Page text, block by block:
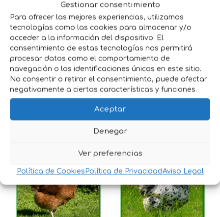
Gestionar consentimiento
Para ofrecer las mejores experiencias, utilizamos
tecnologías como las cookies para almacenar y/o
acceder a la información del dispositivo. El
consentimiento de estas tecnologías nos permitirá
procesar datos como el comportamiento de
navegación o las identificaciones únicas en este sitio.
No consentir o retirar el consentimiento, puede afectar
negativamente a ciertas características y funciones.
Aceptar
Denegar
Ver preferencias
Política de Cookies Política de PrivacidadAviso Legal
La gallina Azur, linaje de gallina blanca que
pone los huevos azules.
Bella ponedora ligera. Sus sedosas plumas
blancas esconden algunas negras
intercaladas.
Su puesta supera los 320 huevos al año si
recibe el alimento y los cuidados
Productos relacionados